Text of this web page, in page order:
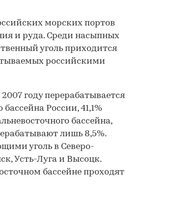
морских портов
и руда. Среди насыпных
уголь приходится
российскими
году перерабатывается
России, 41,1%
бассейна,
лишь 8,5%.
уголь в Северо-
Усть-Луга и Высоцк.
бассейне проходят